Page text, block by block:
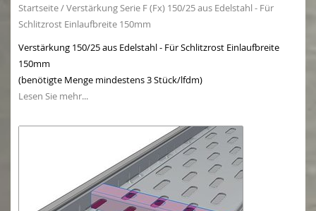
Startseite/Verstärkung Serie F (Fx) 150/25 aus Edelstahl - Für
Schlitzrost Einlaufbreite 150mm
Verstärkung 150/25 aus Edelstahl - Für Schlitzrost Einlaufbreite
150mm
(benötigte Menge mindestens 3 Stück/lfdm)
Lesen Sie mehr...